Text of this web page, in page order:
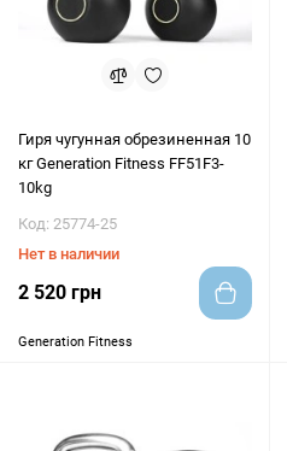
Гиря чугунная обрезиненная 10
кг Generation Fitness FF51F3-
10kg
Код: 25774-25
Нет в наличии
2 520 грн
Generation Fitness